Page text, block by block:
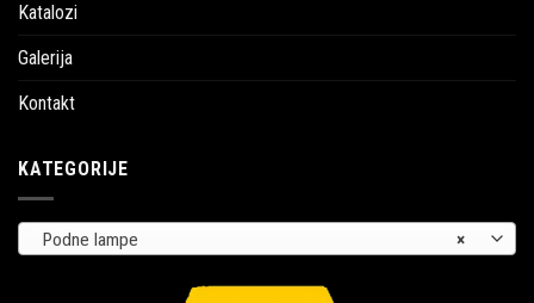
Katalozi
Galerija
Kontakt
KATEGORIJE
×
Podne lampe